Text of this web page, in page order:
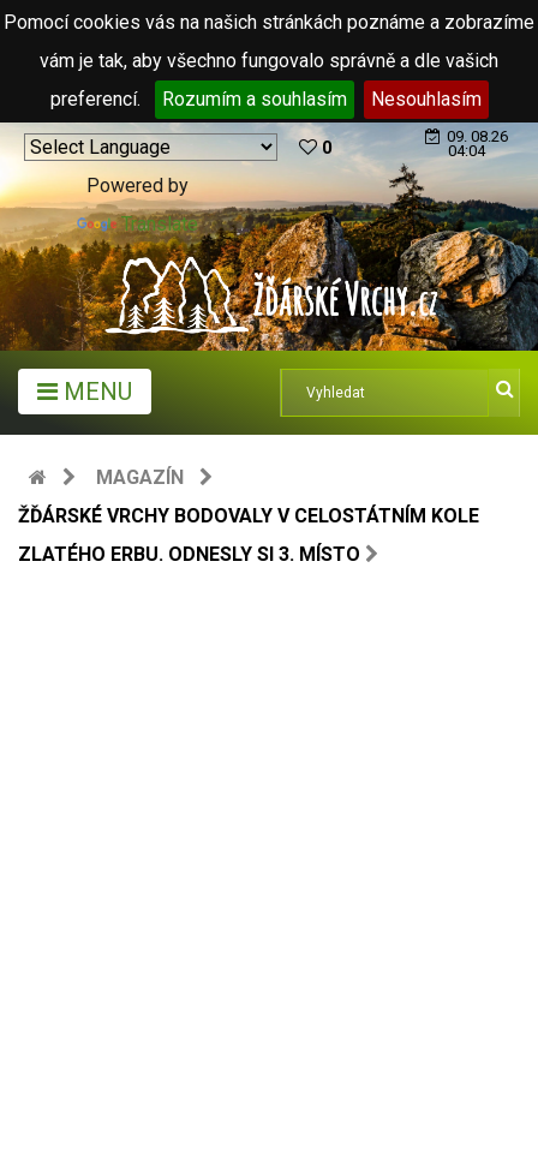
Pomocí cookies vás na našich stránkách poznáme a zobrazíme
vám je tak, aby všechno fungovalo správně a dle vašich
preferencí.
Rozumím a souhlasím Nesouhlasím
Powered by
Translate
0
09. 08.26
04:04
MENU
MAGAZÍN
ŽĎÁRSKÉ VRCHY BODOVALY V CELOSTÁTNÍM KOLE
ZLATÉHO ERBU. ODNESLY SI 3. MÍSTO